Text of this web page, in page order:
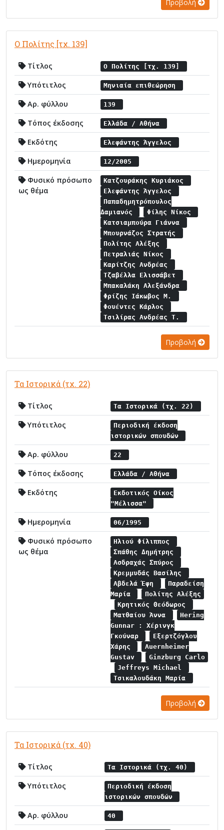
Προβολή
Ο Πολίτης [τχ. 139]
Τίτλος Ο Πολίτης [τχ. 139]
Υπότιτλος Μηνιαία επιθεώρηση
Αρ. φύλλου 139
Τόπος έκδοσης Ελλάδα / Αθήνα
Εκδότης Ελεφάντης Άγγελος
Ημερομηνία 12/2005
Φυσικό πρόσωπο
ως θέμα
Κατζουράκης Κυριάκος
Ελεφάντης Άγγελος
Παπαδημητρόπουλος
Δαμιανός
Φίλης Νίκος
Κατσιαμπούρα Γιάννα
Μπουρνάζος Στρατής
Πολίτης Αλέξης
Πετραλιάς Νίκος
Καρίτζης Ανδρέας
Τζαβέλλα Ελισσάβετ
Μπακαλάκη Αλεξάνδρα
Φρίζης Ιάκωβος Μ.
Φουέντες Κάρλος
Τσιλίρας Ανδρέας Τ.
Προβολή
Τα Ιστορικά (τχ. 22)
Τίτλος Τα Ιστορικά (τχ. 22)
Υπότιτλος
Περιοδική έκδοση
ιστορικών σπουδών
Αρ. φύλλου 22
Τόπος έκδοσης Ελλάδα / Αθήνα
Εκδότης
Εκδοτικός Οίκος
"Μέλισσα"
Ημερομηνία 06/1995
Φυσικό πρόσωπο
ως θέμα
Ηλιού Φίλιππος
Σπάθης Δημήτρης
Ασδραχάς Σπύρος
Κρεμμυδάς Βασίλης
Αβδελά Έφη
Παραδείση
Μαρία
Πολίτης Αλέξης
Κρητικός Θεόδωρος
Ματθαίου Άννα
Hering
Gunnar : Χέρινγκ
Γκούναρ
Εξερτζόγλου
Χάρης
Auernheimer
Gustav
Ginzburg Carlo
Jeffreys Michael
Τσικαλουδάκη Μαρία
Προβολή
Τα Ιστορικά (τχ. 40)
Τίτλος Τα Ιστορικά (τχ. 40)
Υπότιτλος
Περιοδική έκδοση
ιστορικών σπουδών
Αρ. φύλλου 40